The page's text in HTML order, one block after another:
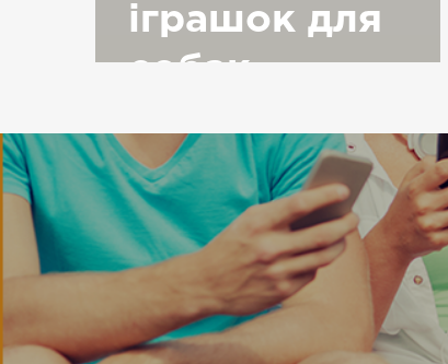
іграшок для
собак